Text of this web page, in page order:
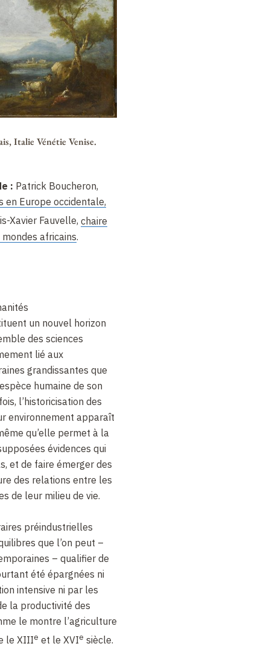
Italie Vénétie Venise.
: Patrick Boucheron,
en Europe occidentale,
Xavier Fauvelle, chaire
africains.
un nouvel horizon
des sciences
lié aux
grandissantes que
humaine de son
l’historicisation des
environnement apparaît
qu’elle permet à la
évidences qui
et de faire émerger des
des relations entre les
de leur milieu de vie.
préindustrielles
que l’on peut –
– qualifier de
été épargnées ni
intensive ni par les
la productivité des
le montre l’agriculture
le XIIIe et le XVIe siècle.